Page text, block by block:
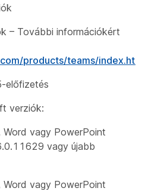
– További információkért
products/teams/index.html
előfizetés
verziók:
vagy PowerPoint
vagy újabb
vagy PowerPoint